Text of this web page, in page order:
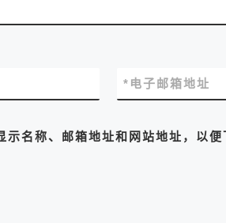
电子邮箱地址
*
示名称、邮箱地址和网站地址，以便